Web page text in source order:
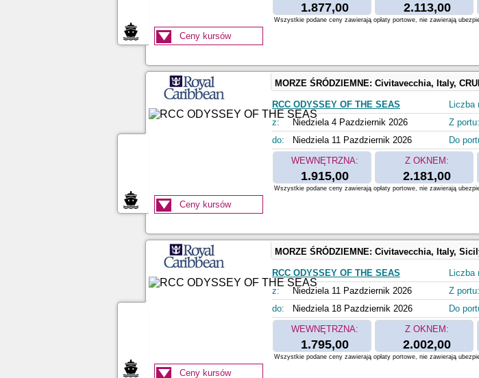
1.877,00 2.113,00
Ceny kursów
Wszystkie podane ceny zawierają opłaty portowe, nie zawierają
MORZE ŚRÓDZIEMNE: Civitavecchia, Italy, CRUISING, SANTORINI,
RCC ODYSSEY OF THE SEAS
z:
Niedziela 4 Pazdziernik 2026
do:
Niedziela 11 Pazdziernik 2026
Liczba
Z portu:
Do
WEWNĘTRZNA:
1.915,00
Z OKNEM:
2.181,00
Ceny kursów
Wszystkie podane ceny zawierają opłaty portowe, nie zawierają
MORZE ŚRÓDZIEMNE: Civitavecchia, Italy, Sicily, Messina, Italy,
RCC ODYSSEY OF THE SEAS
z:
Niedziela 11 Pazdziernik 2026
do:
Niedziela 18 Pazdziernik 2026
Liczba
Z portu:
Do
WEWNĘTRZNA:
1.795,00
Z OKNEM:
2.002,00
Ceny kursów
Wszystkie podane ceny zawierają opłaty portowe, nie zawierają